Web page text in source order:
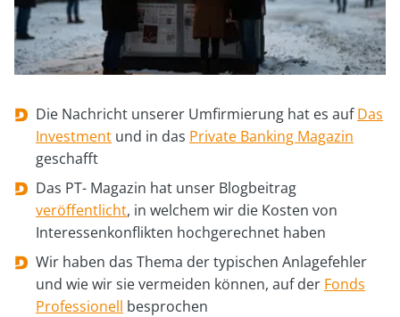
Die Nachricht unserer Umfirmierung hat es aufDas
Investment und in das Private Banking Magazin
geschafft
Das PT- Magazin hat unser Blogbeitrag
veröffentlicht, in welchem wir die Kosten von
Interessenkonflikten hochgerechnet haben
Wir haben das Thema der typischen Anlagefehler
und wie wir sie vermeiden können, auf der Fonds
Professionell besprochen